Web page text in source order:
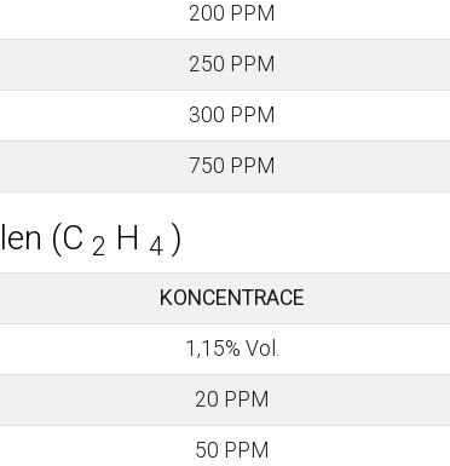
200 PPM
250 PPM
300 PPM
750 PPM
(C 2 H 4 )
KONCENTRACE
1,15% Vol.
20 PPM
50 PPM